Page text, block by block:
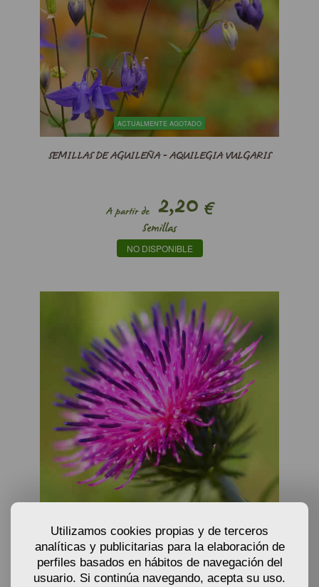
ACTUALMENTE AGOTADO
SEMILLAS DE AGUILEÑA - AQUILEGIA VULGARIS
A partir de2,20 €
Semillas
NO DISPONIBLE
SEMILLAS DE BARDANA - ARCTIUM LAPPA
Utilizamos cookies propias y de terceros
analíticas y publicitarias para la elaboración de
perfiles basados en hábitos de navegación del
usuario. Si continúa navegando, acepta su uso.